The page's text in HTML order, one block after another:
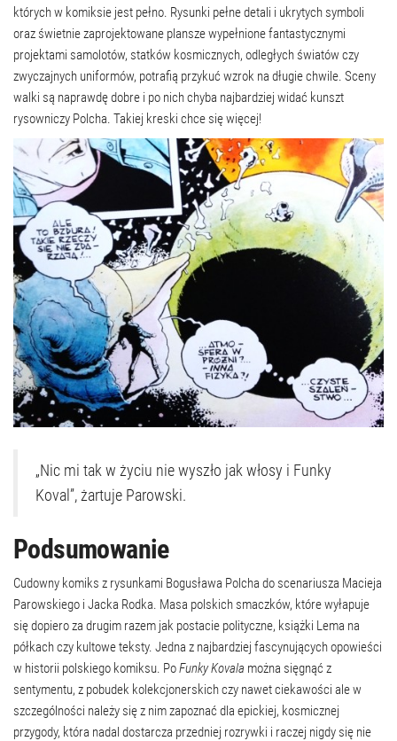
których w komiksie jest pełno. Rysunki pełne detali i ukrytych symboli
oraz świetnie zaprojektowane plansze wypełnione fantastycznymi
projektami samolotów, statków kosmicznych, odległych światów czy
zwyczajnych uniformów, potrafią przykuć wzrok na długie chwile. Sceny
walki są naprawdę dobre i po nich chyba najbardziej widać kunszt
rysowniczy Polcha. Takiej kreski chce się więcej!
„Nic mi tak w życiu nie wyszło jak włosy i Funky
Koval”, żartuje Parowski.
Podsumowanie
Cudowny komiks z rysunkami Bogusława Polcha do scenariusza Macieja
Parowskiego i Jacka Rodka. Masa polskich smaczków, które wyłapuje
się dopiero za drugim razem jak postacie polityczne, książki Lema na
półkach czy kultowe teksty. Jedna z najbardziej fascynujących opowieści
w historii polskiego komiksu. PoFunky Kovala można sięgnąć z
sentymentu, z pobudek kolekcjonerskich czy nawet ciekawości ale w
szczególności należy się z nim zapoznać dla epickiej, kosmicznej
przygody, która nadal dostarcza przedniej rozrywki i raczej nigdy się nie